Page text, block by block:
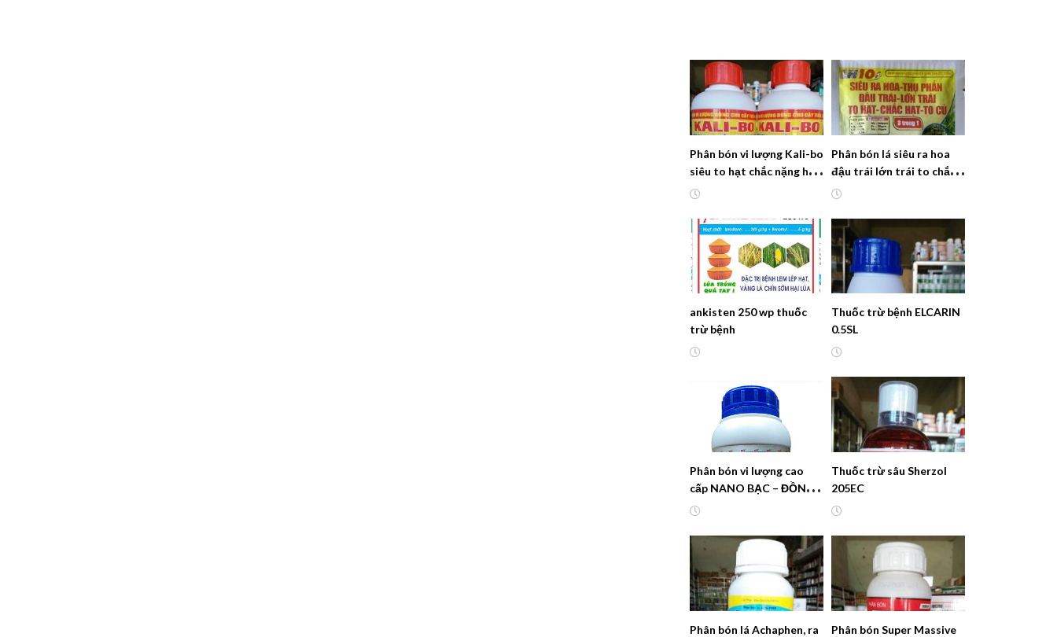
Phân bón vi lượng Kali-bo
siêu to hạt chắc nặng hạt
năng suất cao
Phân bón lá siêu ra hoa
đậu trái lớn trái to chắc
hạt to củ
ankisten 250 wp thuốc
trừ bệnh
Thuốc trừ bệnh ELCARIN
0.5SL
Phân bón vi lượng cao
cấp NANO BẠC – ĐỒNG
nola
Thuốc trừ sâu Sherzol
205EC
Phân bón lá Achaphen, ra
Phân bón Super Massive